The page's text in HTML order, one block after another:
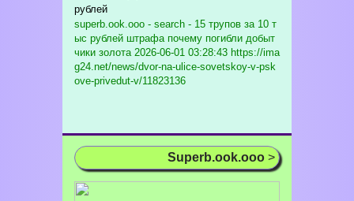
рублей
superb.ook.ooo - search - 15 трупов за 10 т
ыс рублей штрафа почему погибли добыт
чики золота2026-06-01 03:28:43 https://ima
g24.net/news/dvor-na-ulice-sovetskoy-v-psk
ove-privedut-v/11823136
Superb.ook.ooo >